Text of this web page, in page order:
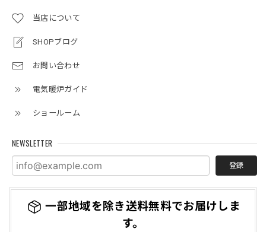
当店について
SHOPブログ
お問い合わせ
電気暖炉ガイド
ショールーム
NEWSLETTER
登録
一部地域を除き送料無料でお届けしま
す。